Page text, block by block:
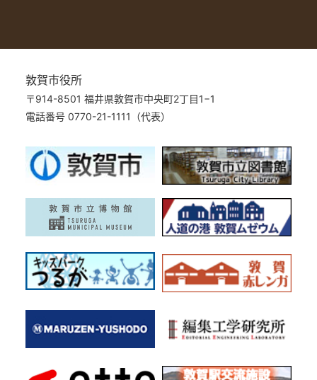
敦賀市役所
〒914-8501 福井県敦賀市中央町2丁目1−1
電話番号 0770-21-1111（代表）